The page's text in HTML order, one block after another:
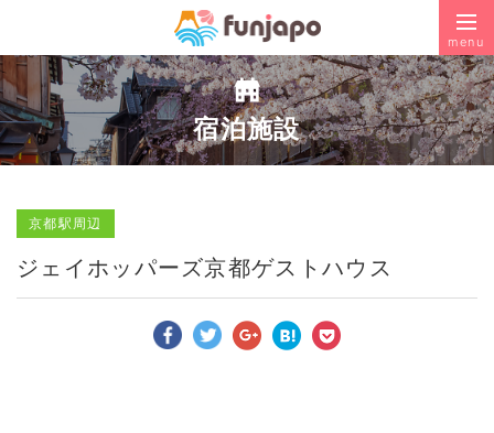
menu
宿泊施設
京都駅周辺
ジェイホッパーズ京都ゲストハウス